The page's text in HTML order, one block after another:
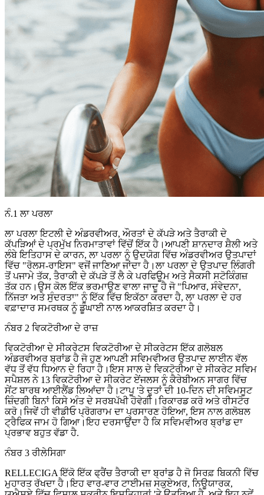
ਨੰ.1 ਲਾ ਪਰਲਾ
ਲਾ ਪਰਲਾ ਇਟਲੀ ਦੇ ਅੰਡਰਵੀਅਰ, ਔਰਤਾਂ ਦੇ ਕੱਪੜੇ ਅਤੇ ਤੈਰਾਕੀ ਦੇ
ਕੱਪੜਿਆਂ ਦੇ ਪ੍ਰਮੁੱਖ ਨਿਰਮਾਤਾਵਾਂ ਵਿੱਚੋਂ ਇੱਕ ਹੈ।ਆਪਣੀ ਸ਼ਾਨਦਾਰ ਸ਼ੈਲੀ ਅਤੇ
ਲੰਬੇ ਇਤਿਹਾਸ ਦੇ ਕਾਰਨ, ਲਾ ਪਰਲਾ ਨੂੰ ਉਦਯੋਗ ਵਿੱਚ ਅੰਡਰਵੀਅਰ ਉਤਪਾਦਾਂ
ਵਿੱਚ "ਰੋਲਸ-ਰਾਇਸ" ਵਜੋਂ ਜਾਣਿਆ ਜਾਂਦਾ ਹੈ।ਲਾ ਪਰਲਾ ਦੇ ਉਤਪਾਦ ਲਿੰਗਰੀ
ਤੋਂ ਪਜਾਮੇ ਤੱਕ, ਤੈਰਾਕੀ ਦੇ ਕੱਪੜੇ ਤੋਂ ਲੈ ਕੇ ਪਰਫਿਊਮ ਅਤੇ ਸੈਕਸੀ ਸਟੋਕਿੰਗਜ਼
ਤੱਕ ਹਨ।ਉਸ ਕੋਲ ਇੱਕ ਭਰਮਾਉਣ ਵਾਲਾ ਜਾਦੂ ਹੈ ਜੋ "ਪਿਆਰ, ਸੰਵੇਦਨਾ,
ਨਿੱਜਤਾ ਅਤੇ ਸੁੰਦਰਤਾ" ਨੂੰ ਇੱਕ ਵਿੱਚ ਇਕੱਠਾ ਕਰਦਾ ਹੈ, ਲਾ ਪਰਲਾ ਦੇ ਹਰ
ਵਫ਼ਾਦਾਰ ਸਮਰਥਕ ਨੂੰ ਡੂੰਘਾਈ ਨਾਲ ਆਕਰਸ਼ਿਤ ਕਰਦਾ ਹੈ।
ਨੰਬਰ 2 ਵਿਕਟੋਰੀਆ ਦੇ ਰਾਜ਼
ਵਿਕਟੋਰੀਆ ਦੇ ਸੀਕਰੇਟਸ ਵਿਕਟੋਰੀਆ ਦੇ ਸੀਕਰੇਟਸ ਇੱਕ ਗਲੋਬਲ
ਅੰਡਰਵੀਅਰ ਬ੍ਰਾਂਡ ਹੈ ਜੋ ਹੁਣ ਆਪਣੀ ਸਵਿਮਵੀਅਰ ਉਤਪਾਦ ਲਾਈਨ ਵੱਲ
ਵੱਧ ਤੋਂ ਵੱਧ ਧਿਆਨ ਦੇ ਰਿਹਾ ਹੈ।ਇਸ ਸਾਲ ਦੇ ਵਿਕਟੋਰੀਆ ਦੇ ਸੀਕਰੇਟ ਸਵਿਮ
ਸਪੈਸ਼ਲ ਨੇ 13 ਵਿਕਟੋਰੀਆ ਦੇ ਸੀਕਰੇਟ ਏਂਜਲਸ ਨੂੰ ਕੈਰੇਬੀਅਨ ਸਾਗਰ ਵਿੱਚ
ਸੇਂਟ ਬਾਰਥ ਆਈਲੈਂਡ ਲਿਆਂਦਾ ਹੈ।ਟਾਪੂ 'ਤੇ ਦੂਤਾਂ ਦੀ 10-ਦਿਨ ਦੀ ਸਵਿਮਸੂਟ
ਜ਼ਿੰਦਗੀ ਬਿਨਾਂ ਕਿਸੇ ਅੰਤ ਦੇ ਸਰਬਪੱਖੀ ਹੋਵੇਗੀ।ਰਿਕਾਰਡ ਕਰੋ ਅਤੇ ਰੀਸਟੋਰ
ਕਰੋ।ਜਿਵੇਂ ਹੀ ਵੀਡੀਓ ਪ੍ਰੋਗਰਾਮ ਦਾ ਪ੍ਰਸਾਰਣ ਹੋਇਆ, ਇਸ ਨਾਲ ਗਲੋਬਲ
ਟ੍ਰੈਫਿਕ ਜਾਮ ਹੋ ਗਿਆ।ਇਹ ਦਰਸਾਉਂਦਾ ਹੈ ਕਿ ਸਵਿਮਵੀਅਰ ਬ੍ਰਾਂਡ ਦਾ
ਪ੍ਰਭਾਵ ਬਹੁਤ ਵੱਡਾ ਹੈ.
ਨੰਬਰ 3 ਰੀਲੇਸਿਗਾ
RELLECIGA ਇੱਕੋ ਇੱਕ ਫ੍ਰੈਂਚ ਤੈਰਾਕੀ ਦਾ ਬ੍ਰਾਂਡ ਹੈ ਜੋ ਸਿਰਫ਼ ਬਿਕਨੀ ਵਿੱਚ
ਮੁਹਾਰਤ ਰੱਖਦਾ ਹੈ।ਇਹ ਵਾਰ-ਵਾਰ ਟਾਈਮਜ਼ ਸਕੁਏਅਰ, ਨਿਊਯਾਰਕ,